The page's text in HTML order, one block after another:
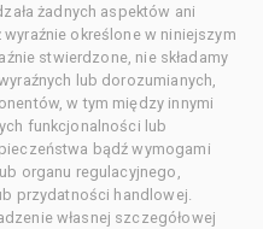
żadnych aspektów ani
określone w niniejszym
stwierdzone, nie składamy
lub dorozumianych,
w tym między innymi
funkcjonalności lub
bądź wymogami
organu regulacyjnego,
przydatności handlowej.
własnej szczegółowej